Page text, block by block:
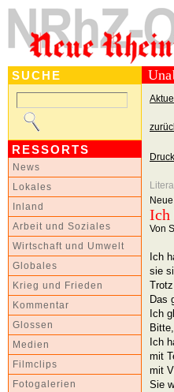
SUCHE
RESSORTS
News
Lokales
Inland
Arbeit und Soziales
Wirtschaft und Umwelt
Globales
Krieg und Frieden
Kommentar
Glossen
Medien
Filmclips
Fotogalerien
Ich
Von
Ich
sie
Das
Ich
Ich
mit
mit
Sie